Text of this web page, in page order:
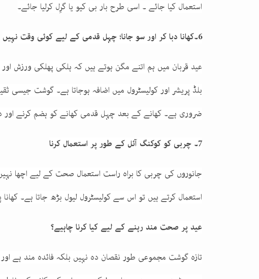
استعمال کیا جائے ۔ اسی طرح بار بی کیو یا گرِل کرلیا جائے۔
6۔کھانا دبا کر اور سو جانا؛ چہل قدمی کے لیے کوئی وقت نہیں
عید قربان میں ہم اتنے مگن ہوتے ہیں کہ ہلکی پھلکی
بلڈ پریشر اور کولیسٹرول میں اضافہ ہوجاتا ہے۔ گوشت
ضروری ہے۔ کھانے کے بعد چہل قدمی کھانے کو ہضم کرنے
7۔ چربی کو کوکنگ آئل کے طور پر استعمال کرنا
جانوروں کی چربی کا براہ راست استعمال صحت کے لیے اچھا
استعمال کرتے ہیں تو اس سے کولیسٹرول لیول بڑھ جاتا ہے۔ کھانا
عید پر صحت مند رہنے کے لیے کیا کرنا چاہیے؟
تازہ گوشت مجموعی طور نقصان دہ نہیں بلکہ فائدہ مند ہے